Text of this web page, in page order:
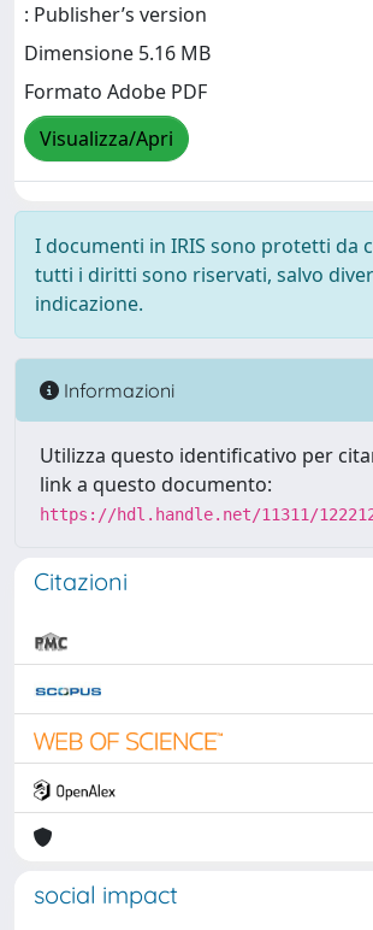
: Publisher’s version
Dimensione 5.16 MB
Formato Adobe PDF
Visualizza/Apri
I documenti in IRIS sono protetti da
tutti i diritti sono riservati, salvo
indicazione.
Informazioni
Utilizza questo identificativo per
link a questo documento:
https://hdl.handle.net/11311/
Citazioni
social impact